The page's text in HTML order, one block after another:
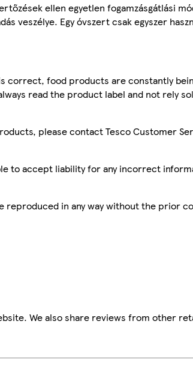
ellen egyetlen fogamzásgátlási
veszélye. Egy óvszert csak egyszer
correct, food products are constantly
read the product label and not rely
please contact Tesco Customer
to accept liability for any incorrect
in any way without the prior
We also share reviews from other